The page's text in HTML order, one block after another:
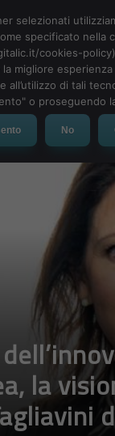
MENU
la
selezionati
specificato nella
cookies-
migliore
all’utilizzo di tali
o proseguendo
No